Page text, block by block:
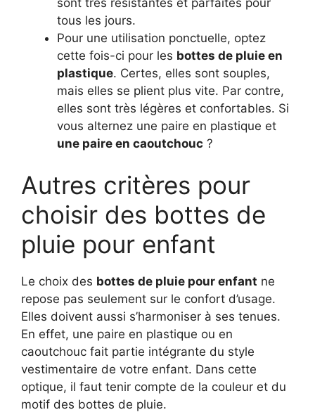
tous les jours.
Pour une utilisation ponctuelle, optez
cette fois-ci pour les bottes de pluie en
plastique. Certes, elles sont souples,
mais elles se plient plus vite. Par contre,
elles sont très légères et confortables. Si
vous alternez une paire en plastique et
une paire en caoutchouc ?
Autres critères pour
choisir des bottes de
pluie pour enfant
Le choix des bottes de pluie pour enfant ne
repose pas seulement sur le confort d’usage.
Elles doivent aussi s’harmoniser à ses tenues.
En effet, une paire en plastique ou en
caoutchouc fait partie intégrante du style
vestimentaire de votre enfant. Dans cette
optique, il faut tenir compte de la couleur et du
motif des bottes de pluie.